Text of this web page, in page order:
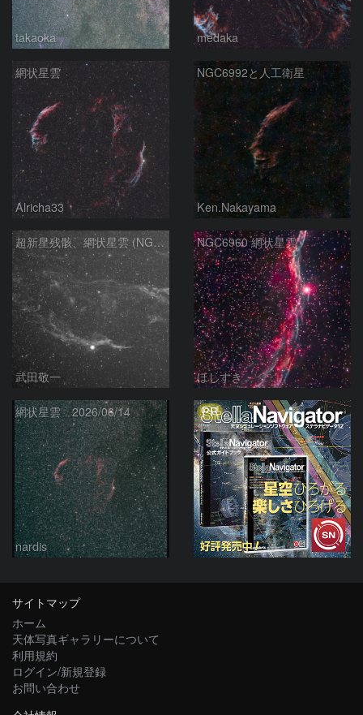
takaoka medaka
網状星雲
Alricha33
NGC6992と人工衛星
Ken.Nakayama
超新星残骸、網状星雲 (NGC6960)
武田敬一
NGC6960 網状星雲
ほしすき
網状星雲 2026/06/14
nardis
PR
サイトマップ
ホーム
天体写真ギャラリーについて
利用規約
ログイン/新規登録
お問い合わせ